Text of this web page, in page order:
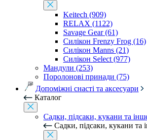
Keitech (909)
RELAX (1122)
Savage Gear (61)
Силікон Frenzy Frog (16)
Силікон Manns (21)
Силікон Select (977)
Мандули (253)
Поролонові принади (75)
Допоміжні снасті та аксесуари
Каталог
Садки, підсаки, кукани та
Садки, підсаки, кукани та